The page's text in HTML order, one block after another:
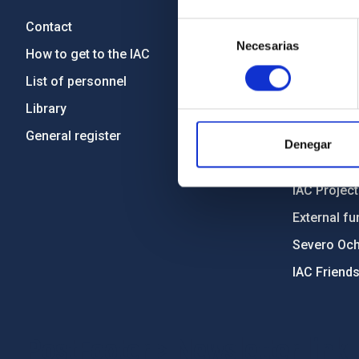
consentimiento
Necesarias
Denegar
Contact
How to get to the IAC
List of personnel
Library
General register
Gender
Forever
IAC
External
Severo
IAC Friends